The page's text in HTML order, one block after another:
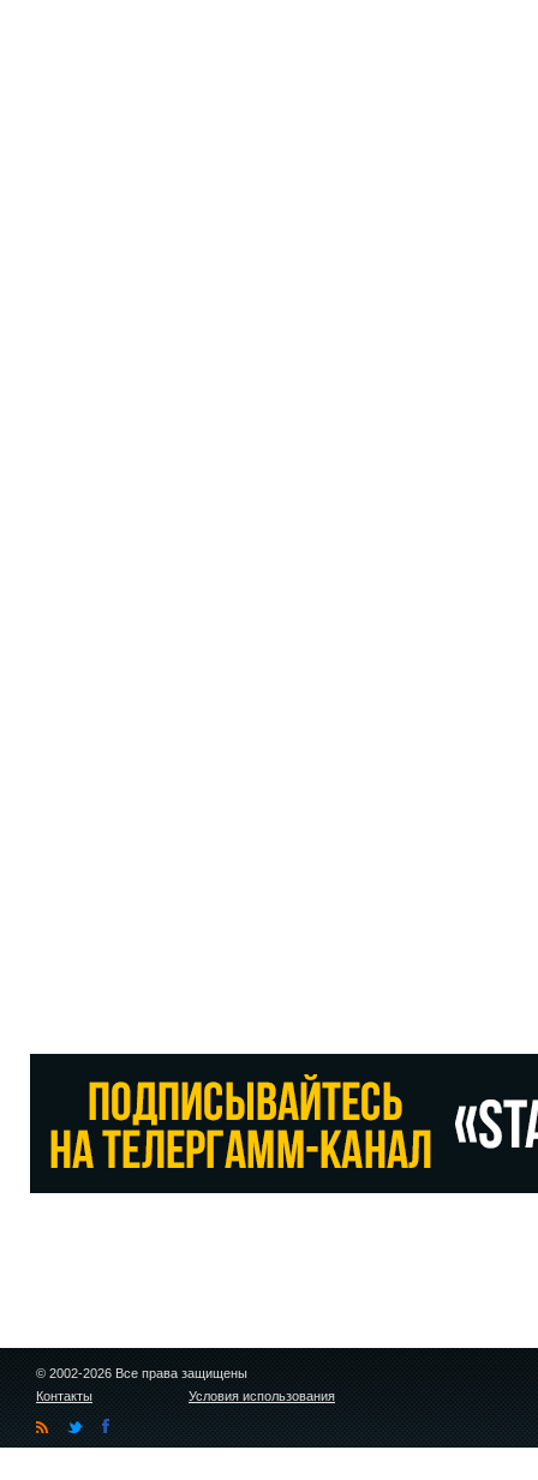
© 2002-2026 Все права защищены
Контакты
Условия использования